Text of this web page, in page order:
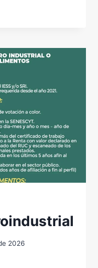
2026